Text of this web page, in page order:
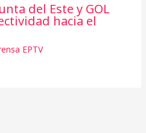
del Este y GOL
hacia el
EPTV